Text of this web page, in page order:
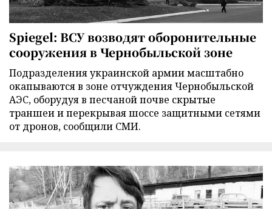
Spiegel: ВСУ возводят оборонительные
сооружения в Чернобыльской зоне
Подразделения украинской армии масштабно
окапываются в зоне отчуждения Чернобыльской
АЭС, оборудуя в песчаной почве скрытые
траншеи и перекрывая шоссе защитными сетями
от дронов, сообщили СМИ.